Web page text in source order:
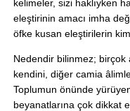
kelimeler, sizi haklıyken
eleştirinin amacı imha
öfke kusan eleştirilerin
Nedendir bilinmez; birçok
kendini, diğer camia
Toplumun önünde
beyanatlarına çok dikkat